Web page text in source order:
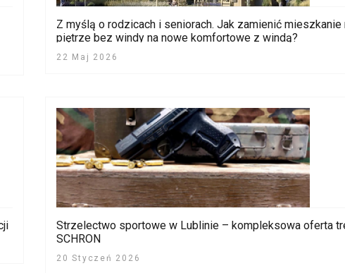
Z myślą o rodzicach i seniorach. Jak zamienić
piętrze bez windy na nowe komfortowe z windą?
22 Maj 2026
Strzelectwo sportowe w Lublinie – kompleksowa oferta
SCHRON
20 Styczeń 2026